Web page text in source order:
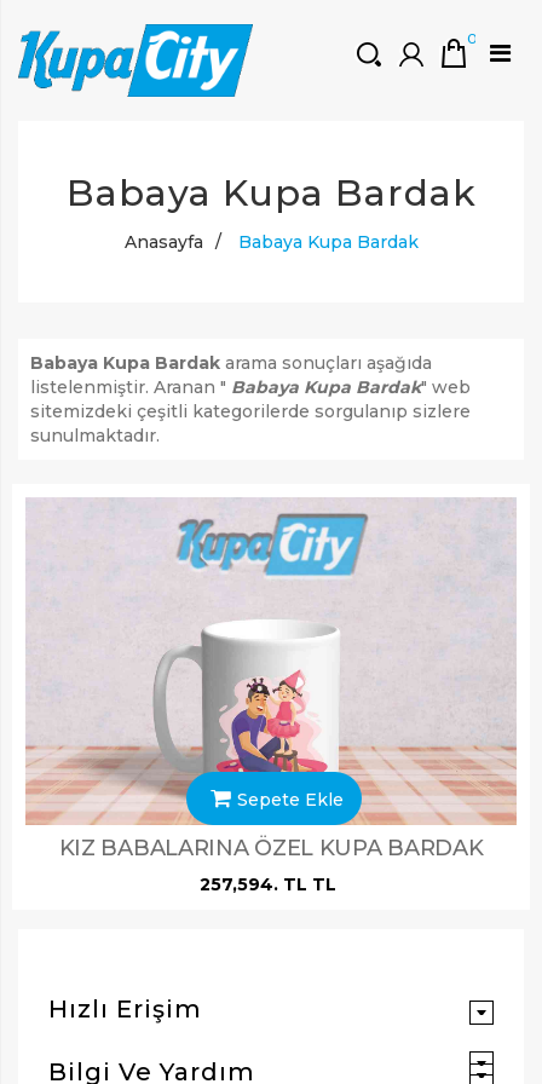
Müşteri Girişi
0
0 ₺
Babaya Kupa Bardak
Anasayfa / Babaya Kupa Bardak
Babaya Kupa Bardak arama sonuçları aşağıda
listelenmiştir. Aranan " Babaya Kupa Bardak" web
sitemizdeki çeşitli kategorilerde sorgulanıp sizlere
sunulmaktadır.
Sepete Ekle
KIZ BABALARINA ÖZEL KUPA BARDAK
257,594. TL TL
Hızlı Erişim
Bilgi Ve Yardım